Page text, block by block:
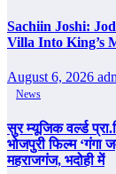
Sachiin Joshi:
Villa Into King’s
August 6, 2026
News
सुर म्यूजिक वर्ल्ड
भोजपुरी फिल्म ‘गंगा
महराजगंज, भदोही में